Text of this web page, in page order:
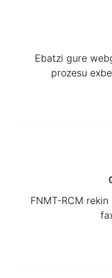
Ebatzi gure
prozesu
FNMT-RCM